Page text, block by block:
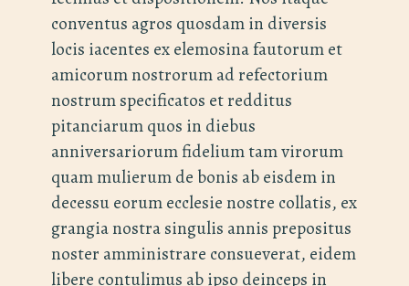
conventus agros quosdam in diversis
locis iacentes ex elemosina fautorum et
amicorum nostrorum ad refectorium
nostrum specificatos et redditus
pitanciarum quos in diebus
anniversariorum fidelium tam virorum
quam mulierum de bonis ab eisdem in
decessu eorum ecclesie nostre collatis, ex
grangia nostra singulis annis prepositus
noster amministrare consueverat, eidem
libere contulimus ab ipso deinceps in